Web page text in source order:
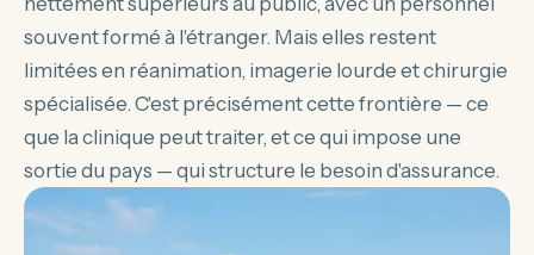
souvent formé à l'étranger. Mais elles restent
limitées en réanimation, imagerie lourde et chirurgie
spécialisée. C'est précisément cette frontière — ce
que la clinique peut traiter, et ce qui impose une
sortie du pays — qui structure le besoin d'assurance.